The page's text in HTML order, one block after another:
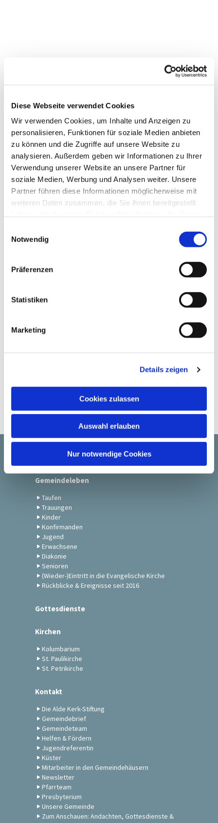
Diese Webseite verwendet Cookies
Wir verwenden Cookies, um Inhalte und Anzeigen zu
personalisieren, Funktionen für soziale Medien anbieten
zu können und die Zugriffe auf unsere Website zu
analysieren. Außerdem geben wir Informationen zu Ihrer
Verwendung unserer Website an unsere Partner für
soziale Medien, Werbung und Analysen weiter. Unsere
Partner führen diese Informationen möglicherweise mit
weiteren Daten zusammen, die Sie ihnen bereitgestellt
Notwendig
Präferenzen
Statistiken
Marketing
Details zeigen
Cookies zulassen
Auswahl erlauben
Nur notwendige Cookies
Dies könnte Sie auch
interessieren
Startseite
Gemeindeleben
Taufen
Trauungen
Kinder
Konfirmanden
Jugend
Erwachsene
Diakonie
Senioren
(Wieder-)Eintritt in die Evangelische Kirche
Rückblicke & Ereignisse seit 2016
Gottesdienste
Kirchen
Kolumbarium
St. Paulikirche
St. Petrikirche
Kontakt
Die Alde Kerk-Stiftung
Gemeindebrief
Gemeindeteam
Helfen & Fördern
Jugendreferentin
Küster
Mitarbeiter in den Gemeindehäusern
Newsletter
Pfarrteam
Presbyterium
Unsere Gemeinde
Zum Anschauen: Andachten, Gottesdienste &